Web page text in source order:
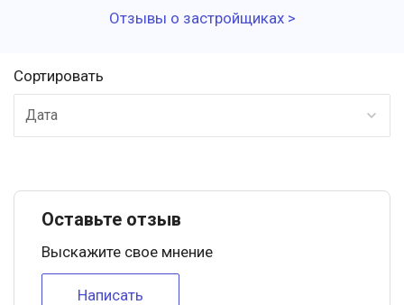
Отзывы о застройщиках >
Сортировать
Дата
Оставьте отзыв
Выскажите свое мнение
Написать